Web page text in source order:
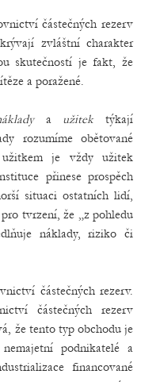
částečných rezerv
zvláštní charakter
skutečností je fakt, že
a poražené.
a užitektýkají
rozumíme obětované
je vždy užitek
přinese prospěch
situaci ostatních lidí,
tvrzení, že „z pohledu
náklady, riziko či
částečných rezerv.
částečných rezerv
že tento typ obchodu je
podnikatelé a
financované